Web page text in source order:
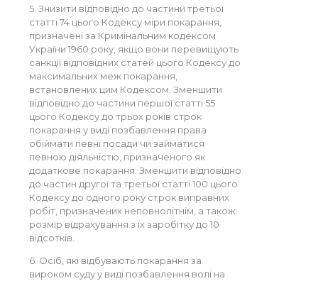
5. Знизити відповідно до частини третьої
статті 74 цього Кодексу міри покарання,
призначені за Кримінальним кодексом
України 1960 року, якщо вони перевищують
санкції відповідних статей цього Кодексу до
максимальних меж покарання,
встановлених цим Кодексом. Зменшити
відповідно до частини першої статті 55
цього Кодексу до трьох років строк
покарання у виді позбавлення права
обіймати певні посади чи займатися
певною діяльністю, призначеного як
додаткове покарання. Зменшити відповідно
до частин другої та третьої статті 100 цього
Кодексу до одного року строк виправних
робіт, призначених неповнолітнім, а також
розмір відрахування з їх заробітку до 10
відсотків.
6. Осіб, які відбувають покарання за
вироком суду у виді позбавлення волі на